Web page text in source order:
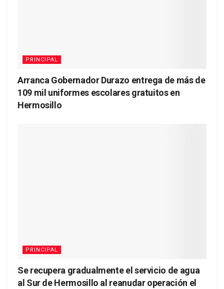
PRINCIPAL
Arranca Gobernador Durazo entrega de más de
109 mil uniformes escolares gratuitos en
Hermosillo
PRINCIPAL
Se recupera gradualmente el servicio de agua
al Sur de Hermosillo al reanudar operación el